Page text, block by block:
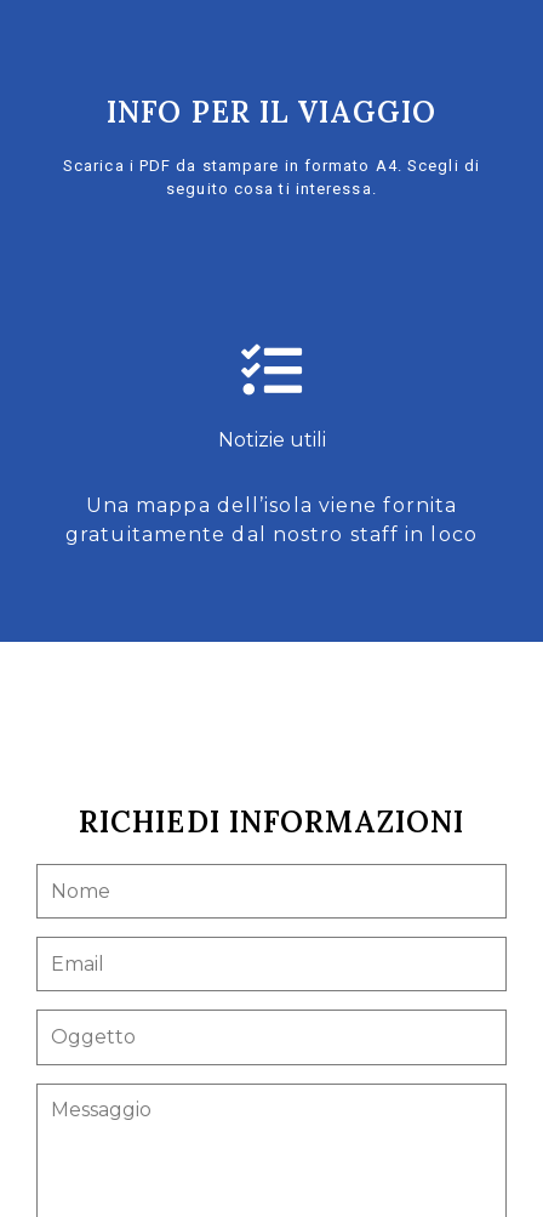
INFO PER IL VIAGGIO
Scarica i PDF da stampare in formato A4. Scegli di
seguito cosa ti interessa.
Notizie utili
Una mappa dell’isola viene fornita
gratuitamente dal nostro staff in loco
RICHIEDI INFORMAZIONI